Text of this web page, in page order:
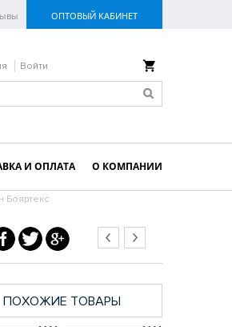
ОПТОВЫЙ КАБИНЕТ
Войти
И ОПЛАТА О КОМПАНИИ
Бояртекс
ПОХОЖИЕ ТОВАРЫ